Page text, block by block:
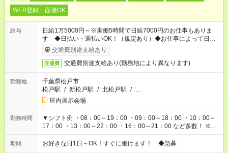
WEB登録・面接OK
給与
日給1万5000円～※実働5時間で日給7000円のお仕事もありま
す ◆日払い・週払いOK！（規定あり）◆お仕事によって日給も
異なります
交通費別途支給あり
交通費 交通費別途支給あり(勤務地により異なります)
勤務地
千葉県松戸市
松戸駅 / 新松戸駅 / 北松戸駅 / …
屋内展示会場
勤務時間
▼シフト例 ・08：00～19：00 ・09：00～18：00 ・10：00～
17：00 ・13：00～22：00 ・16：00～21：00 など多数！ ※お
仕事により勤務時間が異なります
期間 お好きな日1日～OK！すぐに働けます！ ◆急募